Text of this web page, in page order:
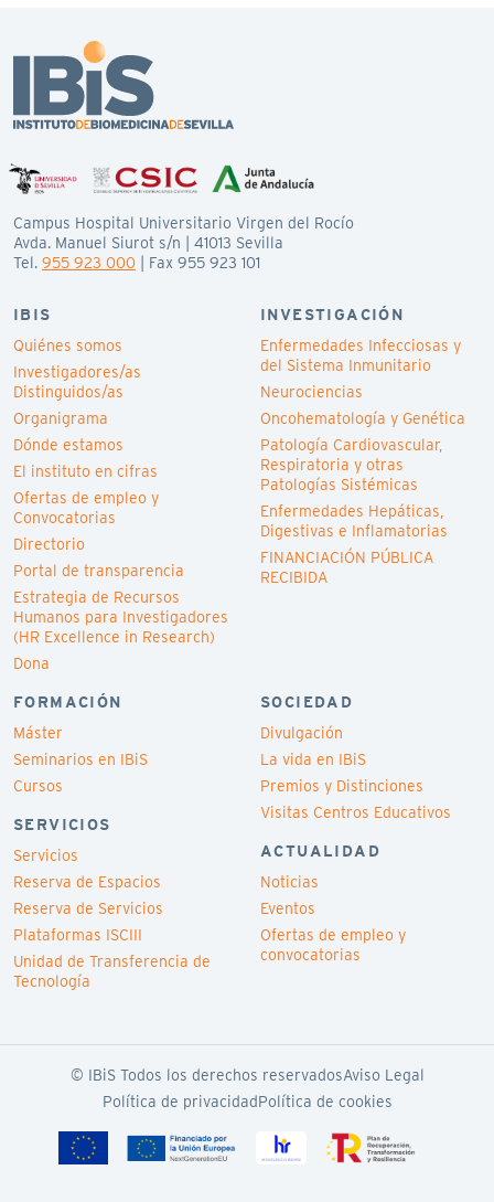
Campus Hospital Universitario Virgen del Rocío
Avda. Manuel Siurot s/n | 41013 Sevilla
Tel. 955 923 000 | Fax 955 923 101
IBIS
Quiénes somos
Investigadores/as
Distinguidos/as
Organigrama
Dónde estamos
El instituto en cifras
Ofertas de empleo y
Convocatorias
Directorio
Portal de transparencia
Estrategia de Recursos
Humanos para Investigadores
(HR Excellence in Research)
Dona
INVESTIGACIÓN
Enfermedades Infecciosas y
del Sistema Inmunitario
Neurociencias
Oncohematología y Genética
Patología Cardiovascular,
Respiratoria y otras
Patologías Sistémicas
Enfermedades Hepáticas,
Digestivas e Inflamatorias
FINANCIACIÓN PÚBLICA
RECIBIDA
FORMACIÓN
Máster
Seminarios en IBiS
Cursos
SERVICIOS
Servicios
Reserva de Espacios
Reserva de Servicios
Plataformas ISCIII
Unidad de Transferencia de
Tecnología
SOCIEDAD
Divulgación
La vida en IBiS
Premios y Distinciones
Visitas Centros Educativos
ACTUALIDAD
Noticias
Eventos
Ofertas de empleo y
convocatorias
© IBiS Todos los derechos reservadosAviso Legal
Política de privacidadPolítica de cookies